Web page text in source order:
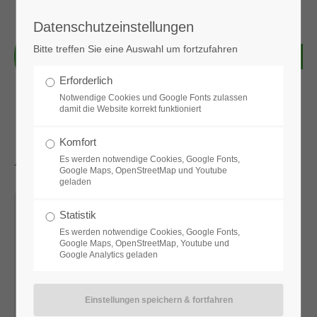
Anmelden
|Lost your password?
Aktuelle News & Bilder
Datenschutzeinstellungen
Bitte treffen Sie eine Auswahl um fortzufahren
Erforderlich
Notwendige Cookies und Google Fonts zulassen
damit die Website korrekt funktioniert
Komfort
Es werden notwendige Cookies, Google Fonts,
Google Maps, OpenStreetMap und Youtube
geladen
Statistik
Es werden notwendige Cookies, Google Fonts,
Google Maps, OpenStreetMap, Youtube und
Google Analytics geladen